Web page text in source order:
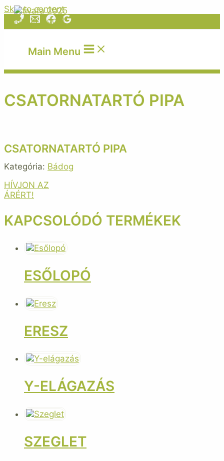
Skip to content
Main Menu
CSATORNATARTÓ PIPA
CSATORNATARTÓ PIPA
Kategória: Bádog
HÍVJON AZ
ÁRÉRT!
KAPCSOLÓDÓ TERMÉKEK
ESŐLOPÓ
ERESZ
Y-ELÁGAZÁS
SZEGLET